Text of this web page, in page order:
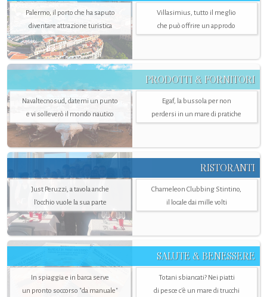
Palermo, il porto che ha saputo
diventare attrazione turistica
Villasimius, tutto il meglio
che può offrire un approdo
PRODOTTI & FORNITORI
Navaltecnosud, datemi un punto
e vi solleverò il mondo nautico
Egaf, la bussola per non
perdersi in un mare di pratiche
RISTORANTI
Just Peruzzi, a tavola anche
l’occhio vuole la sua parte
Chameleon Clubbing Stintino,
il locale dai mille volti
SALUTE & BENESSERE
In spiaggia e in barca serve
un pronto soccorso "da manuale"
Totani sbiancati? Nei piatti
di pesce c'è un mare di trucchi